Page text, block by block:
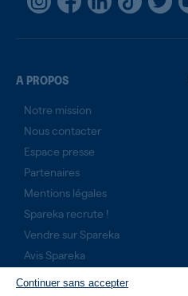
Continuer sans accepter
A PROPOS
Notre mission
Nous contacter
Espace presse
Partenaires
Mentions légales
Spareka recrute !
Vendre sur Spareka
Avis Spareka
Technicien expert ?
Rejoignez-nous